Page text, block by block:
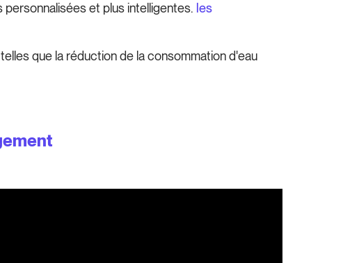
et plus intelligentes. les
que la réduction de la consommation d'eau